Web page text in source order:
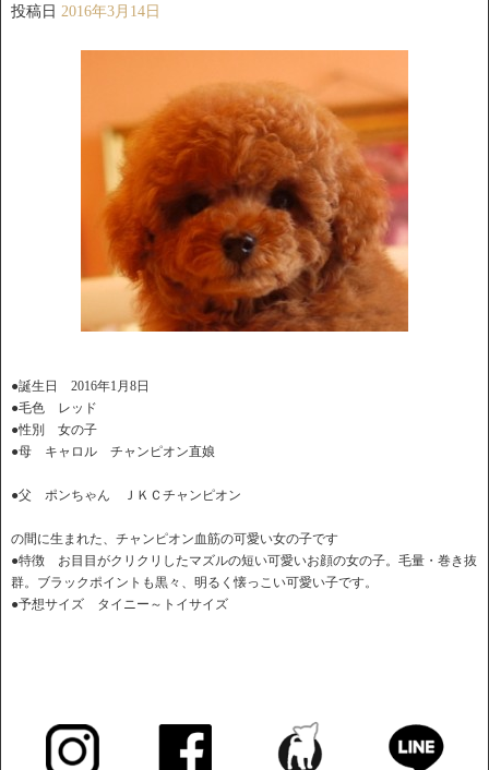
投稿日 2016年3月14日
●誕生日 2016年1月8日
●毛色 レッド
●性別 女の子
●母 キャロル チャンピオン直娘
●父 ポンちゃん ＪＫＣチャンピオン
の間に生まれた、チャンピオン血筋の可愛い女の子です
●特徴 お目目がクリクリしたマズルの短い可愛いお顔の女の子。毛量・巻き抜
群。ブラックポイントも黒々、明るく懐っこい可愛い子です。
●予想サイズ タイニー～トイサイズ